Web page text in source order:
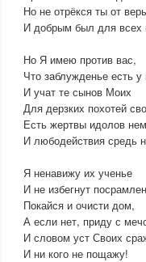
Но не отрёкся ты от
И добрым был для всех
Но Я имею против вас,
Что заблужденье есть у
И учат те сынов Моих
Для дерзких похотей
Есть жертвы идолов
И любодействия средь
Я ненавижу их ученье
И не избегнут
Покайся и очисти дом,
А если нет, приду с
И словом уст Своих
И ни кого не пощажу!